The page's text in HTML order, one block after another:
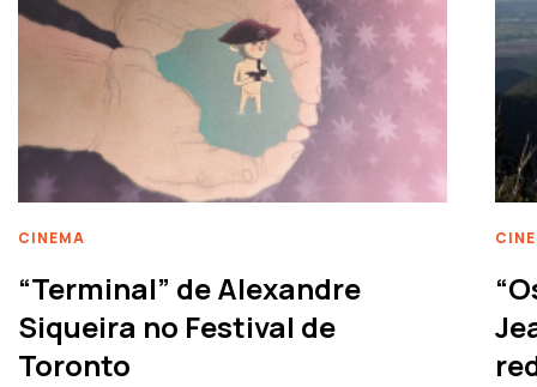
CINEMA
“Terminal” de Alexandre
Siqueira no Festival de
Toronto